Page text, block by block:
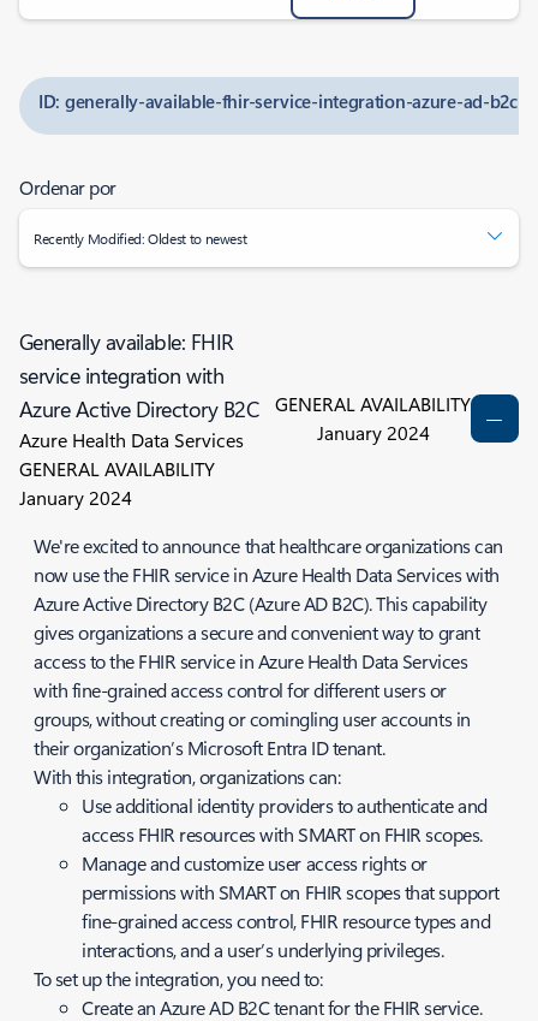
ID: generally-available-fhir-service-integration-azure-ad-b2c
Ordenar por
Recently Modified: Oldest to newest
Generally available: FHIR
service integration with
Azure Active Directory B2C
Azure Health Data Services
GENERAL AVAILABILITY
January 2024
GENERAL AVAILABILITY
January 2024
We're excited to announce that healthcare organizations can
now use the FHIR service in Azure Health Data Services with
Azure Active Directory B2C (Azure AD B2C). This capability
gives organizations a secure and convenient way to grant
access to the FHIR service in Azure Health Data Services
with fine-grained access control for different users or
groups, without creating or comingling user accounts in
their organization’s Microsoft Entra ID tenant.
With this integration, organizations can:
Use additional identity providers to authenticate and
access FHIR resources with SMART on FHIR scopes.
Manage and customize user access rights or
permissions with SMART on FHIR scopes that support
fine-grained access control, FHIR resource types and
interactions, and a user’s underlying privileges.
To set up the integration, you need to:
Create an Azure AD B2C tenant for the FHIR service.